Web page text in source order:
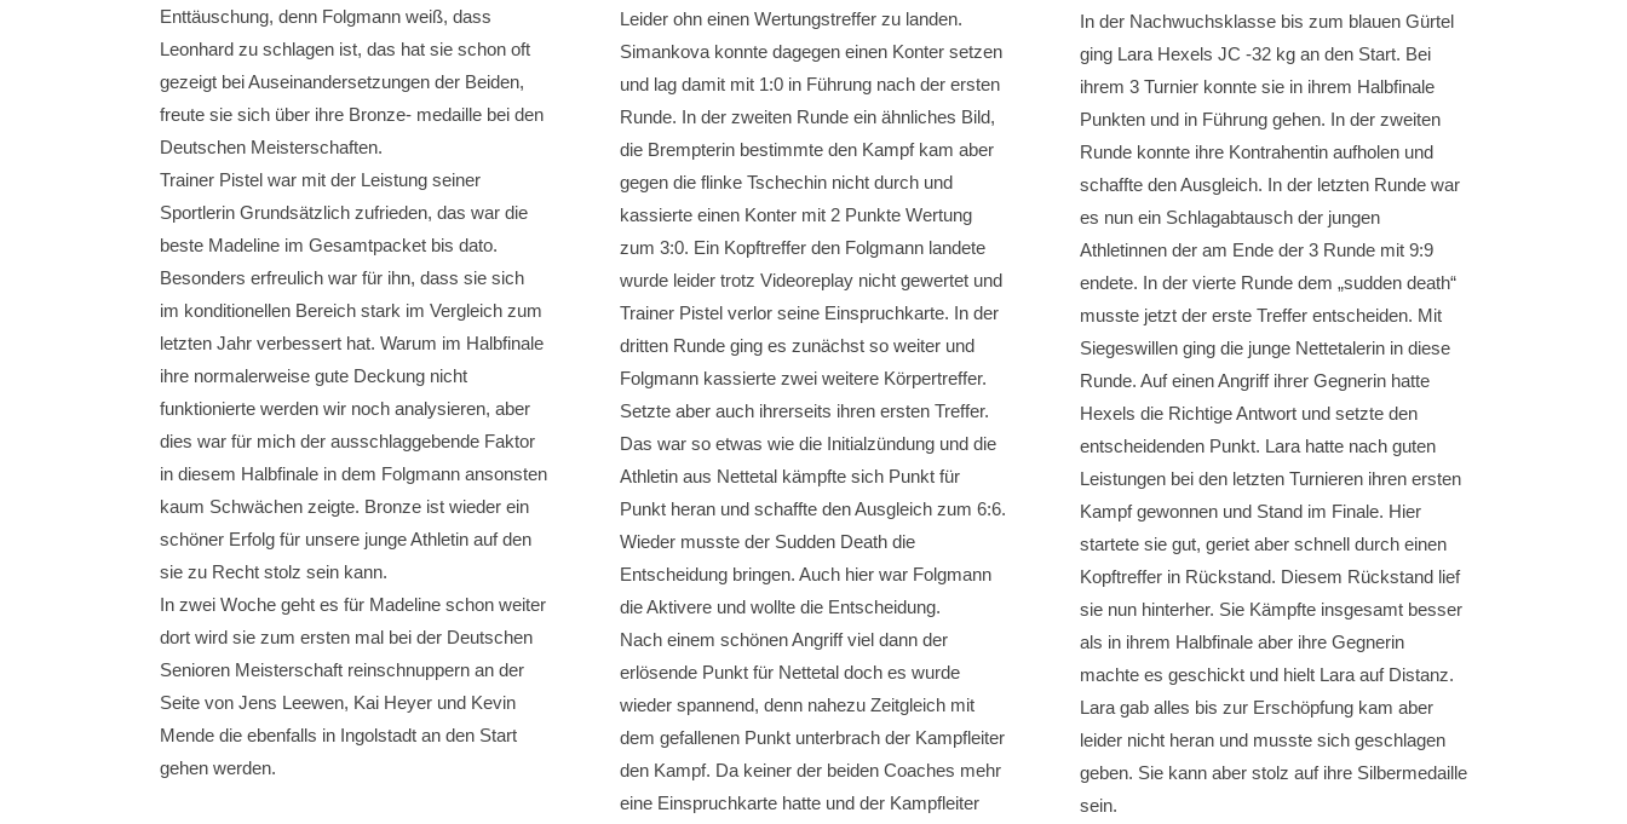
Enttäuschung, denn Folgmann weiß, dass
Leonhard zu schlagen ist, das hat sie schon oft
gezeigt bei Auseinandersetzungen der Beiden,
freute sie sich über ihre Bronze- medaille bei den
Deutschen Meisterschaften.
Trainer Pistel war mit der Leistung seiner
Sportlerin Grundsätzlich zufrieden, das war die
beste Madeline im Gesamtpacket bis dato.
Besonders erfreulich war für ihn, dass sie sich
im konditionellen Bereich stark im Vergleich zum
letzten Jahr verbessert hat. Warum im Halbfinale
ihre normalerweise gute Deckung nicht
funktionierte werden wir noch analysieren, aber
dies war für mich der ausschlaggebende Faktor
in diesem Halbfinale in dem Folgmann ansonsten
kaum Schwächen zeigte. Bronze ist wieder ein
schöner Erfolg für unsere junge Athletin auf den
sie zu Recht stolz sein kann.
In zwei Woche geht es für Madeline schon weiter
dort wird sie zum ersten mal bei der Deutschen
Senioren Meisterschaft reinschnuppern an der
Seite von Jens Leewen, Kai Heyer und Kevin
Mende die ebenfalls in Ingolstadt an den Start
gehen werden.
Leider ohn einen Wertungstreffer zu landen.
Simankova konnte dagegen einen Konter setzen
und lag damit mit 1:0 in Führung nach der ersten
Runde. In der zweiten Runde ein ähnliches Bild,
die Brempterin bestimmte den Kampf kam aber
gegen die flinke Tschechin nicht durch und
kassierte einen Konter mit 2 Punkte Wertung
zum 3:0. Ein Kopftreffer den Folgmann landete
wurde leider trotz Videoreplay nicht gewertet und
Trainer Pistel verlor seine Einspruchkarte. In der
dritten Runde ging es zunächst so weiter und
Folgmann kassierte zwei weitere Körpertreffer.
Setzte aber auch ihrerseits ihren ersten Treffer.
Das war so etwas wie die Initialzündung und die
Athletin aus Nettetal kämpfte sich Punkt für
Punkt heran und schaffte den Ausgleich zum 6:6.
Wieder musste der Sudden Death die
Entscheidung bringen. Auch hier war Folgmann
die Aktivere und wollte die Entscheidung.
Nach einem schönen Angriff viel dann der
erlösende Punkt für Nettetal doch es wurde
wieder spannend, denn nahezu Zeitgleich mit
dem gefallenen Punkt unterbrach der Kampfleiter
den Kampf. Da keiner der beiden Coaches mehr
eine Einspruchkarte hatte und der Kampfleiter
In der Nachwuchsklasse bis zum blauen Gürtel
ging Lara Hexels JC -32 kg an den Start. Bei
ihrem 3 Turnier konnte sie in ihrem Halbfinale
Punkten und in Führung gehen. In der zweiten
Runde konnte ihre Kontrahentin aufholen und
schaffte den Ausgleich. In der letzten Runde war
es nun ein Schlagabtausch der jungen
Athletinnen der am Ende der 3 Runde mit 9:9
endete. In der vierte Runde dem „sudden death“
musste jetzt der erste Treffer entscheiden. Mit
Siegeswillen ging die junge Nettetalerin in diese
Runde. Auf einen Angriff ihrer Gegnerin hatte
Hexels die Richtige Antwort und setzte den
entscheidenden Punkt. Lara hatte nach guten
Leistungen bei den letzten Turnieren ihren ersten
Kampf gewonnen und Stand im Finale. Hier
startete sie gut, geriet aber schnell durch einen
Kopftreffer in Rückstand. Diesem Rückstand lief
sie nun hinterher. Sie Kämpfte insgesamt besser
als in ihrem Halbfinale aber ihre Gegnerin
machte es geschickt und hielt Lara auf Distanz.
Lara gab alles bis zur Erschöpfung kam aber
leider nicht heran und musste sich geschlagen
geben. Sie kann aber stolz auf ihre Silbermedaille
sein.